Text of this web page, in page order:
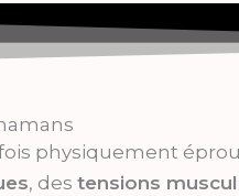
physiquement
, des tensions